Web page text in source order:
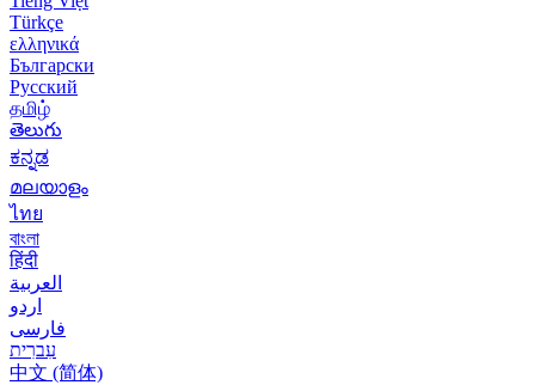
Türkçe
ελληνικά
Български
Русский
தமிழ்
తెలుగు
ಕನ್ನಡ
മലയാളം
ไทย
বাংলা
हिंदी
العربية
اردو
فارسی
עִברִית
中文 (简体)